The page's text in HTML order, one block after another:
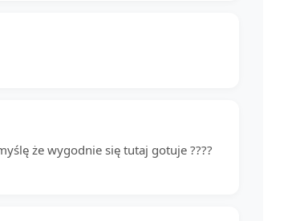
że wygodnie się tutaj gotuje ????